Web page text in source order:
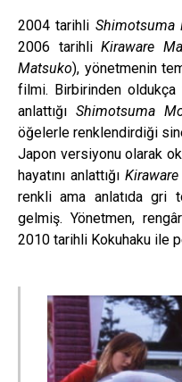
2004 tarihli Shimotsuma
2006 tarihliKiraware
Matsuko), yönetmenin
filmi. Birbirinden oldukça
anlattığıShimotsuma
öğelerle renklendirdiği
Japon versiyonu olarak
hayatını anlattığı
renkli ama anlatıda gri
gelmiş. Yönetmen,
2010 tarihli Kokuhaku ile